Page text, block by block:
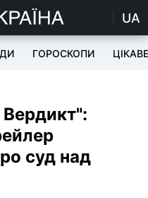
UA
ГОРОСКОПИ ЦІКАВЕ
суд над